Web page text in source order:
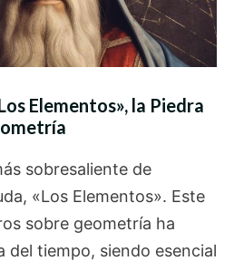
Elementos», la Piedra
sobresaliente de
«Los Elementos». Este
sobre geometría ha
del tiempo, siendo esencial